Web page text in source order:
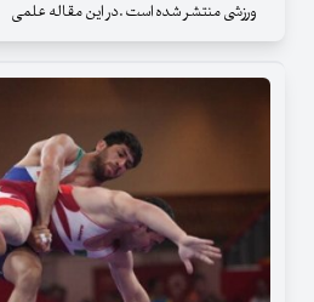
ورزشی منتشر شده است .در این مقاله علمی